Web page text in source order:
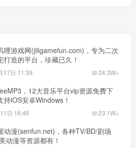
哩游戏网(jiligamefun.com)，专为二次
打造的平台，珍藏已久！
17日 11:39 24.3W+
，12大音乐平台vip资源免费下
持iOS安卓Windows！
日 16:45 23.1W+
动漫(senfun.net)，各种TV/BD/剧场
动漫等资源都有！